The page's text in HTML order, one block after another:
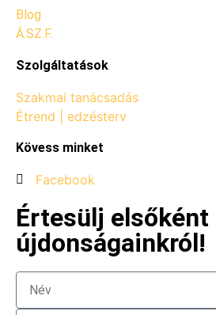
Blog
Á.SZ.F.
Szolgáltatások
Szakmai tanácsadás
Étrend | edzésterv
Kövess minket
Facebook
Értesülj elsőként
újdonságainkról!